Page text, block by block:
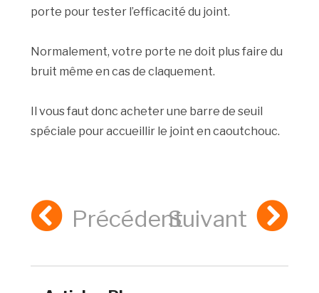
porte pour tester l’efficacité du joint.
Normalement, votre porte ne doit plus faire du
bruit même en cas de claquement.
Il vous faut donc acheter une barre de seuil
spéciale pour accueillir le joint en caoutchouc.
PrécédentSuivant